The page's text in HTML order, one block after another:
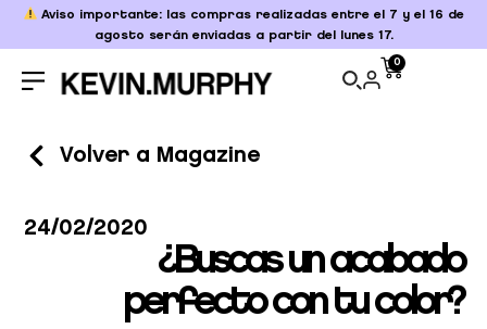
Aviso importante: las compras realizadas entre el 7 y el 16 de
agosto serán enviadas a partir del lunes 17.
0
Volver a Magazine
24/02/2020
¿Buscas un acabado
perfecto con tu color?